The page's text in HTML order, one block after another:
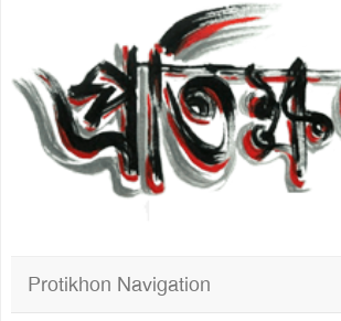
Protikhon Navigation